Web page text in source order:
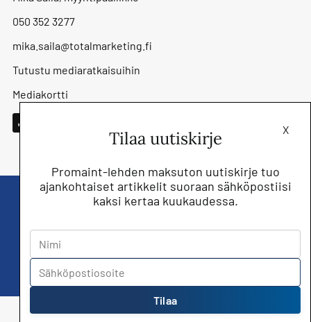
050 352 3277
mika.saila@totalmarketing.fi
Tutustu mediaratkaisuihin
Mediakortti
jäsenetujen lisäksi!
X
Tilaa uutiskirje
Promaint-lehden maksuton uutiskirje tuo
ajankohtaiset artikkelit suoraan sähköpostiisi
kaksi kertaa kuukaudessa.
Tilaa